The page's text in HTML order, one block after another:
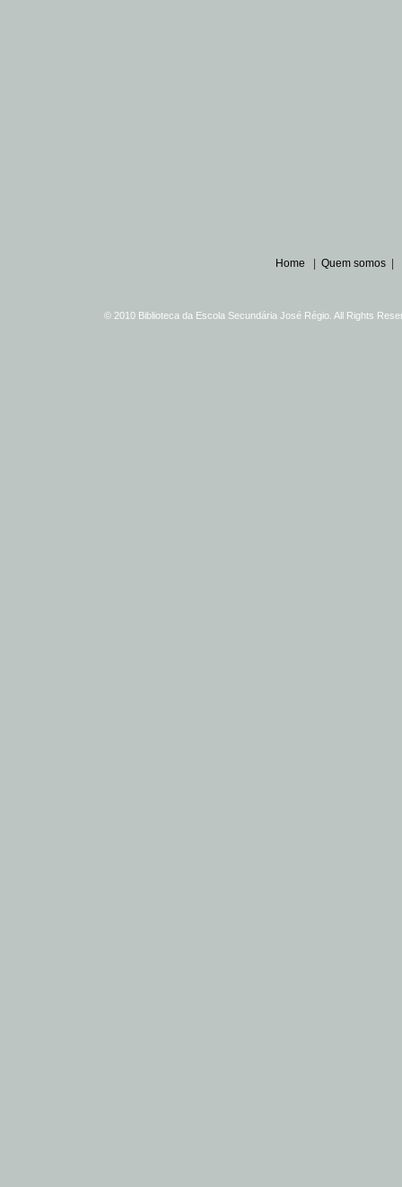
Home Quem somos
© 2010 Biblioteca da Escola Secundária José Régio. All Rights